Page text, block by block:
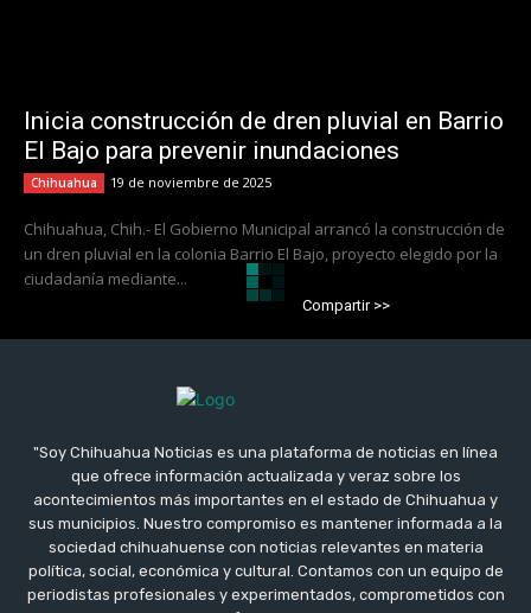
Inicia construcción de dren pluvial en Barrio
El Bajo para prevenir inundaciones
Chihuahua 19 de noviembre de 2025
Chihuahua, Chih.- El Gobierno Municipal arrancó la construcción de
un dren pluvial en la colonia Barrio El Bajo, proyecto elegido por la
ciudadanía mediante...
Compartir >>
"Soy Chihuahua Noticias es una plataforma de noticias en línea
que ofrece información actualizada y veraz sobre los
acontecimientos más importantes en el estado de Chihuahua y
sus municipios. Nuestro compromiso es mantener informada a la
sociedad chihuahuense con noticias relevantes en materia
política, social, económica y cultural. Contamos con un equipo de
periodistas profesionales y experimentados, comprometidos con